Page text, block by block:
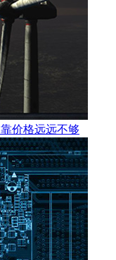
价格远远不够